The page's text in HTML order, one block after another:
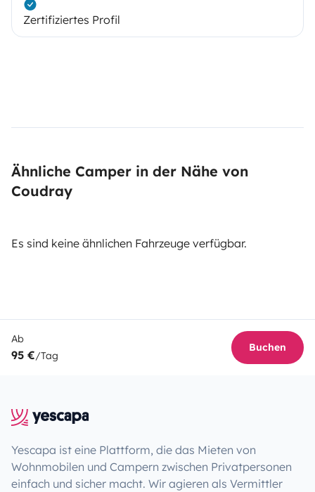
Zertifiziertes Profil
Ähnliche Camper in der Nähe von
Coudray
Es sind keine ähnlichen Fahrzeuge verfügbar.
Ab
95 €/Tag
Buchen
Yescapa ist eine Plattform, die das Mieten von
Wohnmobilen und Campern zwischen Privatpersonen
einfach und sicher macht. Wir agieren als Vermittler